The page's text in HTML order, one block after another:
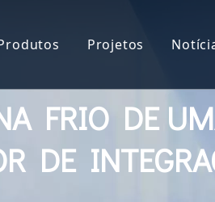
Painel de câmara fria
Porta do quarto frio
Projetos
FRIO DE
DE